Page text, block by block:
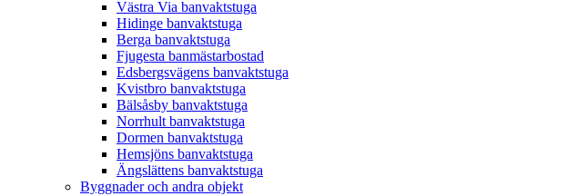
Västra Via banvaktstuga
Hidinge banvaktstuga
Berga banvaktstuga
Fjugesta banmästarbostad
Edsbergsvägens banvaktstuga
Kvistbro banvaktstuga
Bälsåsby banvaktstuga
Norrhult banvaktstuga
Dormen banvaktstuga
Hemsjöns banvaktstuga
Ängslättens banvaktstuga
Byggnader och andra objekt